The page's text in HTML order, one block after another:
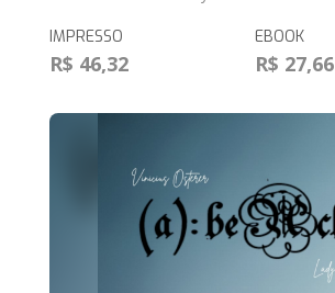
IMPRESSO
R$ 46,32
EBOOK
R$ 27,66